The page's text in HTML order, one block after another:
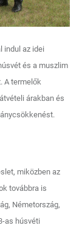
indul az idei
és a muszlim
A termelők
árakban és
miközben az
továbbra is
Németország,
as húsvéti